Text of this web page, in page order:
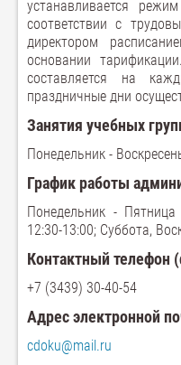
устанавливается
соответствии с
директором
основании
составляется на
праздничные дни
Занятия учебных
Понедельник -
График работы
Понедельник -
12:30-13:00; Суббота,
Контактный телефон
+7 (3439) 30-40-54
Адрес электронной
cdoku@mail.ru